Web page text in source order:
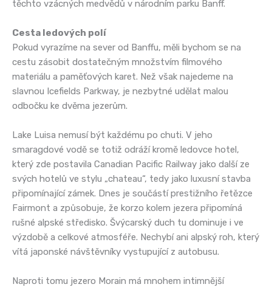
těchto vzácných medvědů v národním parku Banff.
Cesta ledových polí
Pokud vyrazíme na sever od Banffu, měli bychom se na
cestu zásobit dostatečným množstvím filmového
materiálu a paměťových karet. Než však najedeme na
slavnou Icefields Parkway, je nezbytné udělat malou
odbočku ke dvěma jezerům.
Lake Luisa nemusí být každému po chuti. V jeho
smaragdové vodě se totiž odráží kromě ledovce hotel,
který zde postavila Canadian Pacific Railway jako další ze
svých hotelů ve stylu „chateau“, tedy jako luxusní stavba
připomínající zámek. Dnes je součástí prestižního řetězce
Fairmont a způsobuje, že korzo kolem jezera připomíná
rušné alpské středisko. Švýcarský duch tu dominuje i ve
výzdobě a celkové atmosféře. Nechybí ani alpský roh, který
vítá japonské návštěvníky vystupující z autobusu.
Naproti tomu jezero Morain má mnohem intimnější